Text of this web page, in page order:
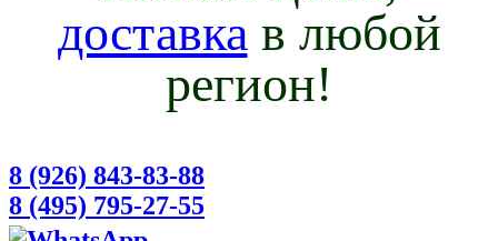
доставка в любой
регион!
8 (926) 843-83-88
8 (495) 795-27-55